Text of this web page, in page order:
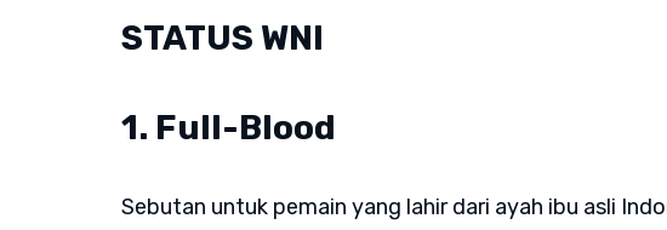
STATUS WNI
1. Full-Blood
Sebutan untuk pemain yang lahir dari ayah ibu asli